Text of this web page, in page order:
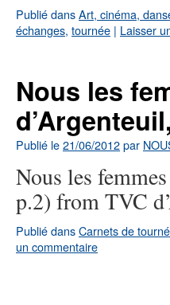
Publié dansArt, cinéma,
échanges, tournée | Laisser
Nous les
Publié le21/06/2012par
Nous les
p.2) from TVC
Publié dansCarnets de
un commentaire